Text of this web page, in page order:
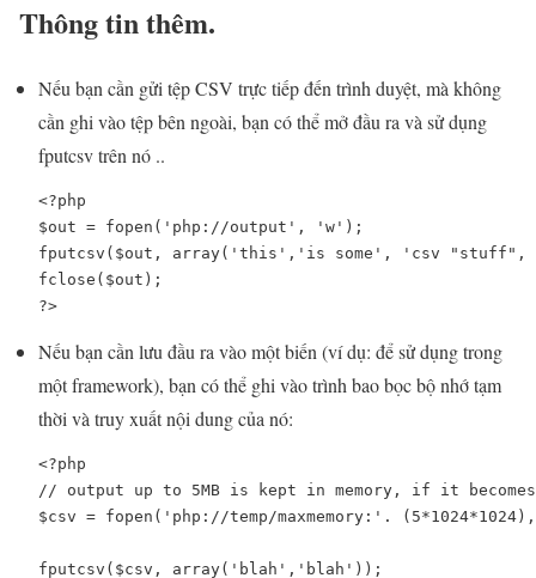
Thông tin thêm.
Nếu bạn cần gửi tệp CSV trực tiếp đến trình duyệt, mà không
cần ghi vào tệp bên ngoài, bạn có thể mở đầu ra và sử dụng
fputcsv trên nó ..
<?php
$out = fopen('php://output', 'w');
fputcsv($out, array('this','is some', 'csv "stuff",
fclose($out);
?>
Nếu bạn cần lưu đầu ra vào một biến (ví dụ: để sử dụng trong
một framework), bạn có thể ghi vào trình bao bọc bộ nhớ tạm
thời và truy xuất nội dung của nó:
<?php
// output up to 5MB is kept in memory, if it
$csv = fopen ( 'php://temp/maxmemory:' . ( 5*1024*1024
fputcsv ( $csv , array( 'blah' , 'blah' ));